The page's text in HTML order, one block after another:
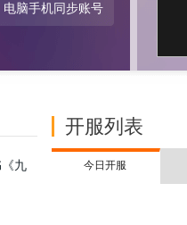
电脑手机同步账号
开服列表
今日开服
九